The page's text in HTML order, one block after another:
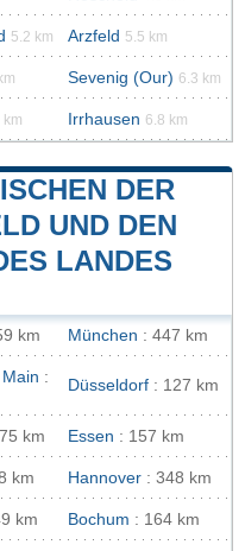
5.2 km Arzfeld 5.5 km
Sevenig (Our) 6.3 km
km Irrhausen 6.8 km
DER
UND DEN
LANDES
km München : 447 km
:
Düsseldorf : 127 km
km Essen : 157 km
km Hannover : 348 km
km Bochum : 164 km